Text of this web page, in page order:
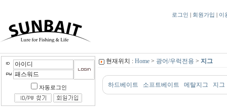
로그인 회원가입 이
자동로그인
현재위치 : Home > 광어/우럭전용 > 지그
하드베이트 소프트베이트 메탈지그 지그